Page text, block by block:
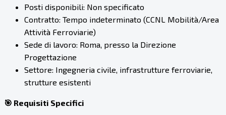
Posti disponibili: Non specificato
Contratto: Tempo indeterminato (CCNL Mobilità/Area
Attività Ferroviarie)
Sede di lavoro: Roma, presso la Direzione
Progettazione
Settore: Ingegneria civile, infrastrutture ferroviarie,
strutture esistenti
🎯 Requisiti Specifici